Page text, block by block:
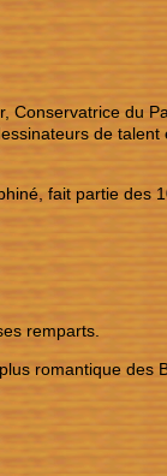
Conservatrice du
de
fait partie des
remparts.
romantique des